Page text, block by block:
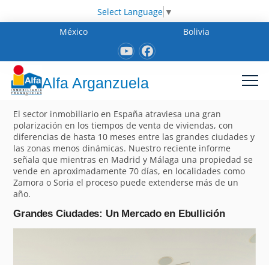
Select Language ▼
México
Bolivia
Alfa Arganzuela
El sector inmobiliario en España atraviesa una gran
polarización en los tiempos de venta de viviendas, con
diferencias de hasta 10 meses entre las grandes ciudades y
las zonas menos dinámicas. Nuestro reciente informe
señala que mientras en Madrid y Málaga una propiedad se
vende en aproximadamente 70 días, en localidades como
Zamora o Soria el proceso puede extenderse más de un
año.
Grandes Ciudades: Un Mercado en Ebullición